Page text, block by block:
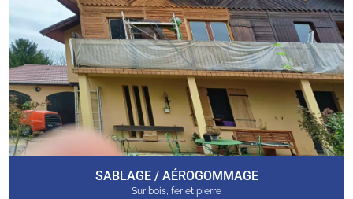
SABLAGE / AÉROGOMMAGE
Sur bois, fer et pierre